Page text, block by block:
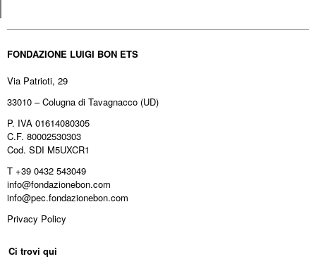
FONDAZIONE LUIGI BON ETS
Via Patrioti, 29
33010 – Colugna di Tavagnacco (UD)
P. IVA 01614080305
C.F. 80002530303
Cod. SDI M5UXCR1
T +39 0432 543049
info@fondazionebon.com
info@pec.fondazionebon.com
Privacy Policy
Ci trovi qui